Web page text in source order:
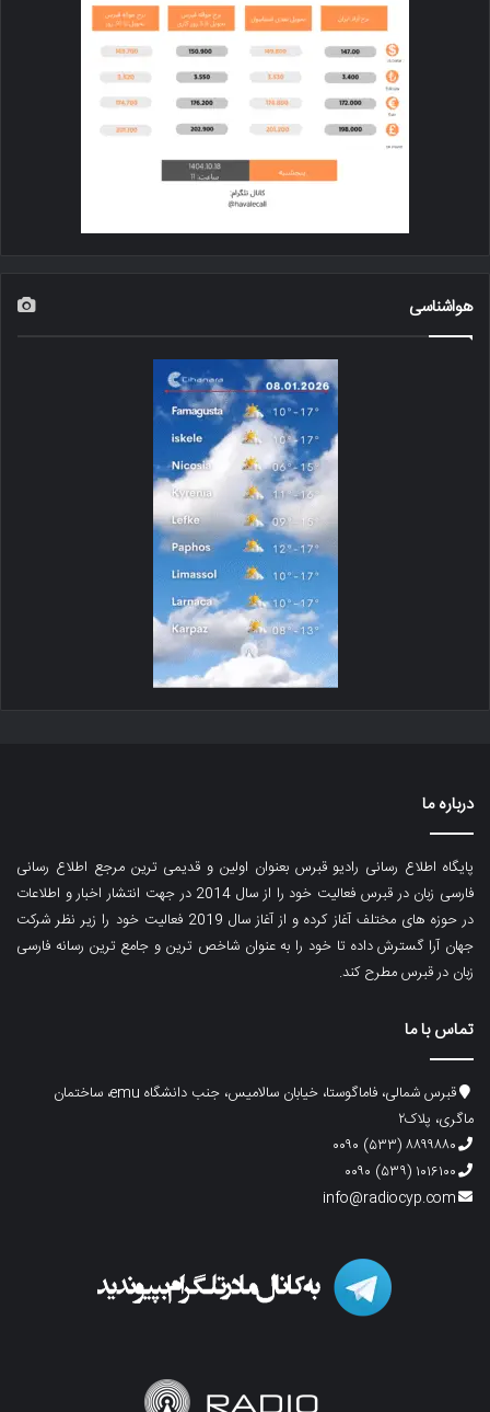
هواشناسی
درباره ما
پایگاه اطلاع رسانی رادیو قبرس بعنوان اولین و قدیمی ترین مرجع اطلاع رسانی
فارسی زبان در قبرس فعالیت خود را از سال 2014 در جهت انتشار اخبار و اطلاعات
در حوزه های مختلف آغاز کرده و از آغاز سال 2019 فعالیت خود را زیر نظر شرکت
جهان آرا گسترش داده تا خود را به عنوان شاخص ترین و جامع ترین رسانه فارسی
زبان در قبرس مطرح کند.
تماس با ما
قبرس شمالی، فاماگوستا، خیابان سالامیس، جنب دانشگاه emu، ساختمان
ماگری، پلاک۲
۸۸۹۹۸۸۰ (۵۳۳) ۰۰۹۰
۱۰۱۶۱۰۰ (۵۳۹) ۰۰۹۰
info@radiocyp.com